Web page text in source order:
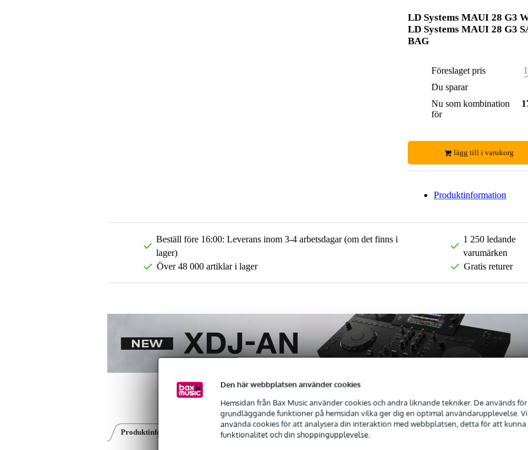
Den här webbplatsen använder cookies
Hemsidan från Bax Music använder cookies och andra liknande tekniker. De används
grundläggande funktioner på hemsidan vilka ger dig en optimal användarupplevelse.
använda cookies för att analysera din interaktion med webbplatsen, detta för att
funktionalitet och din shoppingupplevelse.
LD Systems MAUI 28 G3
LD Systems MAUI 28 G3
BAG
Föreslaget pris
Du sparar
Nu som kombination
för
lägg till i varukorg
Produktinformation
Beställ före 16:00: Leverans inom 3-4 arbetsdagar (om det finns i
lager)
Över 48 000 artiklar i lager
1 250 ledande
varumärken
Gratis returer
Produktinformation Recensioner(0)